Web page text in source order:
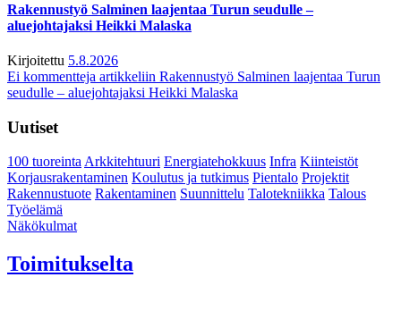
Rakennustyö Salminen laajentaa Turun seudulle –
aluejohtajaksi Heikki Malaska
Kirjoitettu 5.8.2026
Ei kommentteja artikkeliin Rakennustyö Salminen laajentaa Turun
seudulle – aluejohtajaksi Heikki Malaska
Uutiset
100 tuoreintaArkkitehtuuri Energiatehokkuus Infra Kiinteistöt
Korjausrakentaminen Koulutus ja tutkimus Pientalo Projektit
Rakennustuote Rakentaminen Suunnittelu Talotekniikka Talous
Työelämä
Näkökulmat
Toimitukselta